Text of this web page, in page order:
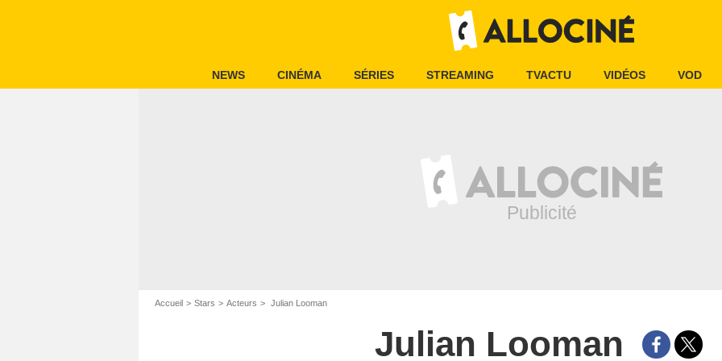
NEWS CINÉMA SÉRIES STREAMING TVACTU VIDÉOS VOD
Accueil Stars Acteurs Julian Looman
Julian Looman